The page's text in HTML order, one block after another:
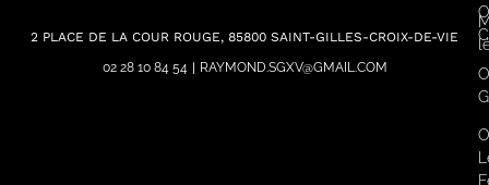
2 PLACE DE LA COUR ROUGE, 85800 SAINT-GILLES-CROIX-DE-VIE
02 28 10 84 54| RAYMOND.SGXV@GMAIL.COM